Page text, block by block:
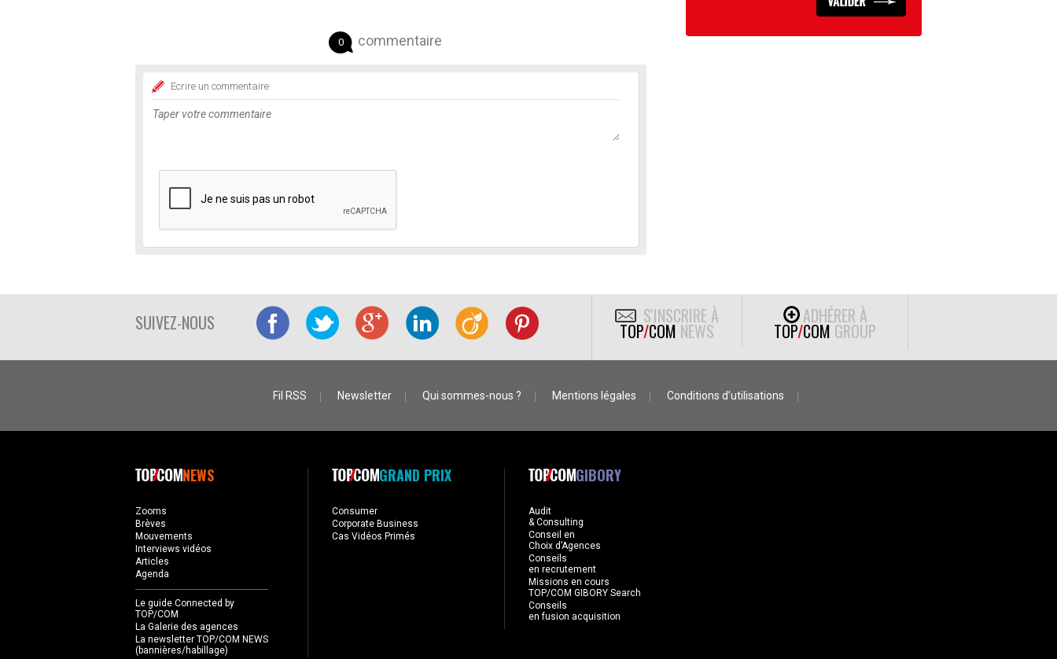
0 commentaire
Ecrire un commentaire
SUIVEZ-NOUS S'INSCRIRE À
TOP/COM NEWS
ADHÉRER À
TOP/COM GROUP
Fil RSS Newsletter Qui sommes-nous ? Mentions légales Conditions d’utilisations
NEWS
Zooms
Brèves
Mouvements
Interviews vidéos
Articles
Agenda
Le guide Connected by
TOP/COM
La Galerie des agences
La newsletter TOP/COM NEWS
(bannières/habillage)
GRAND PRIX
Consumer
Corporate Business
Cas Vidéos Primés
GIBORY
Audit
& Consulting
Conseil en
Choix d’Agences
Conseils
en recrutement
Missions en cours
TOP/COM GIBORY Search
Conseils
en fusion acquisition